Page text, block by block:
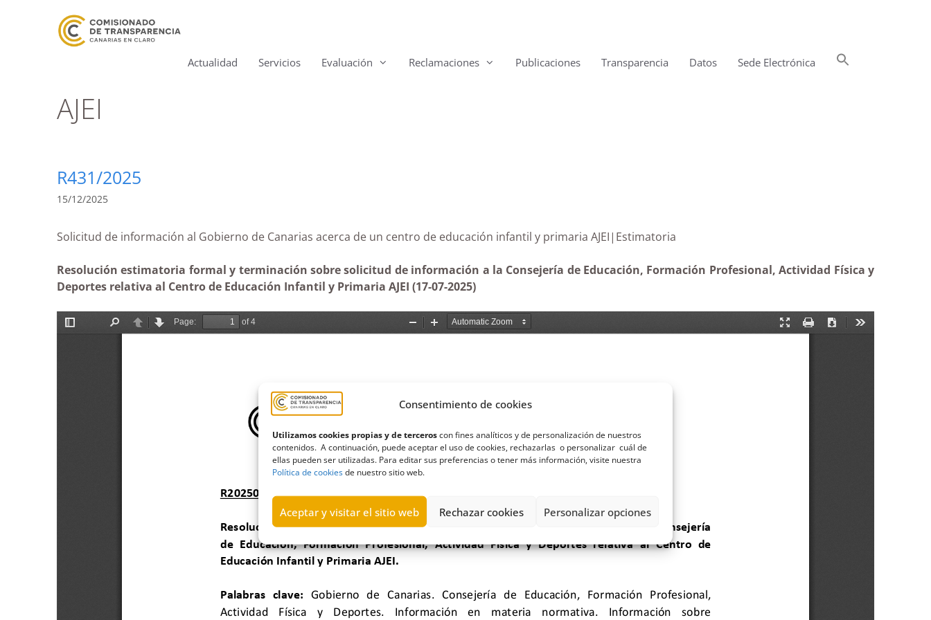
Consentimiento de cookies
Utilizamos cookies propias y de terceroscon fines analíticos y de personalización de nuestros
contenidos. A continuación, puede aceptar el uso de cookies, rechazarlas o personalizar cuál de
ellas pueden ser utilizadas. Para editar sus preferencias o tener más información, visite nuestra
Política de cookiesde nuestro sitio web.
Aceptar y visitar el sitio web Rechazar cookies Personalizar opciones
Actualidad Servicios Evaluación Reclamaciones Publicaciones Transparencia Datos Sede Electrónica
AJEI
R431/2025
15/12/2025
Solicitud de información al Gobierno de Canarias acerca de un centro de educación infantil y primaria AJEI|Estimatoria
Resolución estimatoria formal y terminación sobre solicitud de información a la Consejería de Educación, Formación Profesional, Actividad Física y
Deportes relativa al Centro de Educación Infantil y Primaria AJEI (17-07-2025)